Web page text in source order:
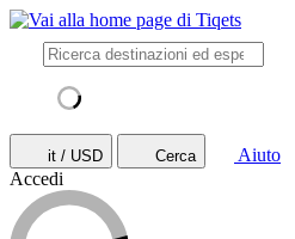
it / USD Cerca
Aiuto
Accedi